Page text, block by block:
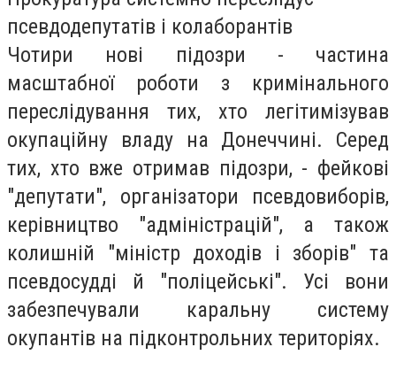
псевдодепутатів і колаборантів
Чотири нові підозри - частина
масштабної роботи з кримінального
переслідування тих, хто легітимізував
окупаційну владу на Донеччині. Серед
тих, хто вже отримав підозри, - фейкові
"депутати", організатори псевдовиборів,
керівництво "адміністрацій", а також
колишній "міністр доходів і зборів" та
псевдосудді й "поліцейські". Усі вони
забезпечували каральну систему
окупантів на підконтрольних територіях.